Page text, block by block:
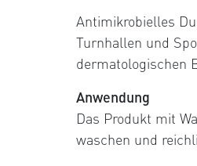
Antimikrobielles
Turnhallen und
dermatologischen
Anwendung
​Das Produkt mit
waschen und